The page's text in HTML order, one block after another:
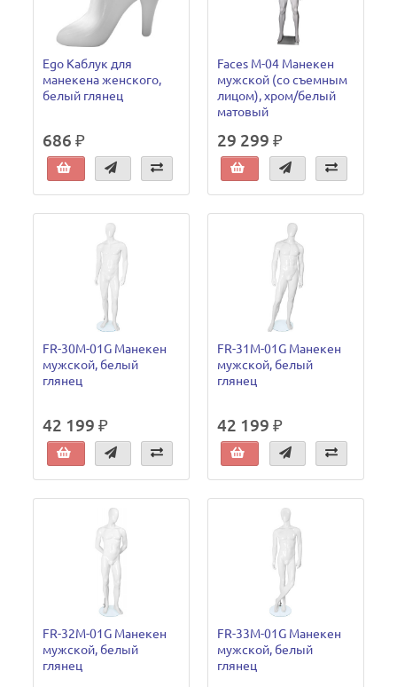
Ego Каблук для
манекена женского,
белый глянец
686 ₽
Faces M-04 Манекен
мужской (со съемным
лицом), хром/белый
матовый
29 299 ₽
FR-30M-01G Манекен
мужской, белый
глянец
42 199 ₽
FR-31M-01G Манекен
мужской, белый
глянец
42 199 ₽
FR-32M-01G Манекен
мужской, белый
глянец
FR-33M-01G Манекен
мужской, белый
глянец